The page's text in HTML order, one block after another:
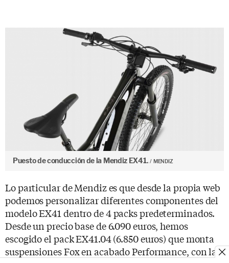
Puesto de conducción de la Mendiz EX41. MENDIZ
Lo particular de Mendiz es que desde la propia web
podemos personalizar diferentes componentes del
modelo EX41 dentro de 4 packs predeterminados.
Desde un precio base de 6.090 euros, hemos
escogido el pack EX41.04 (6.850 euros) que monta
suspensiones Fox en acabado Performance, con la